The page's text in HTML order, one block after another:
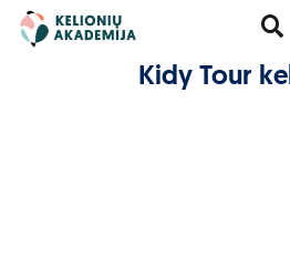
Kidy Tour